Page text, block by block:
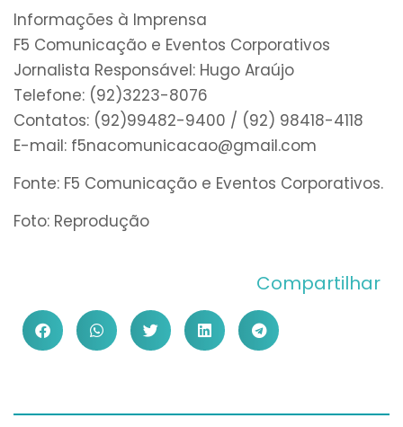
Informações à Imprensa
F5 Comunicação e Eventos Corporativos
Jornalista Responsável: Hugo Araújo
Telefone: (92)3223-8076
Contatos: (92)99482-9400 / (92) 98418-4118
E-mail: f5nacomunicacao@gmail.com
Fonte: F5 Comunicação e Eventos Corporativos.
Foto: Reprodução
Compartilhar